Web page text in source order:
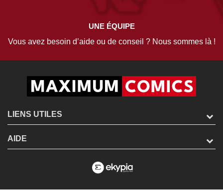
UNE ÉQUIPE
Vous avez besoin d’aide ou de conseil ? Nous sommes là !
LIENS UTILES
AIDE